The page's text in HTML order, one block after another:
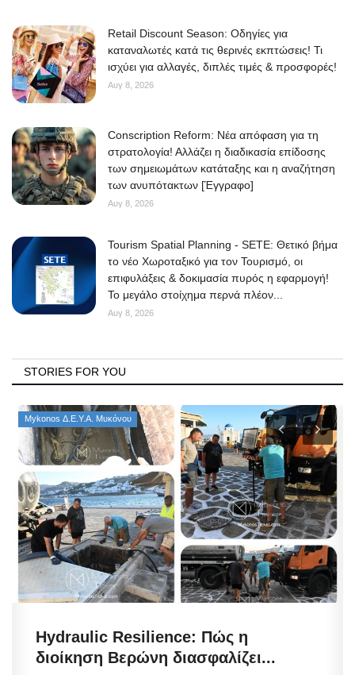
Retail Discount Season: Οδηγίες για
καταναλωτές κατά τις θερινές εκπτώσεις! Τι
ισχύει για αλλαγές, διπλές τιμές & προσφορές!
Αυγ 8, 2026
Conscription Reform: Νέα απόφαση για τη
στρατολογία! Αλλάζει η διαδικασία επίδοσης
των σημειωμάτων κατάταξης και η αναζήτηση
των ανυπότακτων [Έγγραφο]
Αυγ 8, 2026
Tourism Spatial Planning - SETE: Θετικό βήμα
το νέο Χωροταξικό για τον Τουρισμό, οι
επιφυλάξεις & δοκιμασία πυρός η εφαρμογή!
Το μεγάλο στοίχημα περνά πλέον...
Αυγ 8, 2026
STORIES FOR YOU
Mykonos Δ.Ε.Υ.Α. Μυκόνου
Hydraulic Resilience: Πώς η
διοίκηση Βερώνη διασφαλίζει...